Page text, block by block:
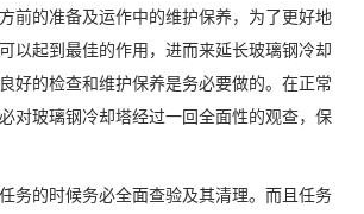
的准备及运作中的维护保养，为了更好地
以起到最佳的作用，进而来延长玻璃钢冷却
好的检查和维护保养是务必要做的。在正常
对玻璃钢冷却塔经过一回全面性的观查，保
的时候务必全面查验及其清理。而且任务